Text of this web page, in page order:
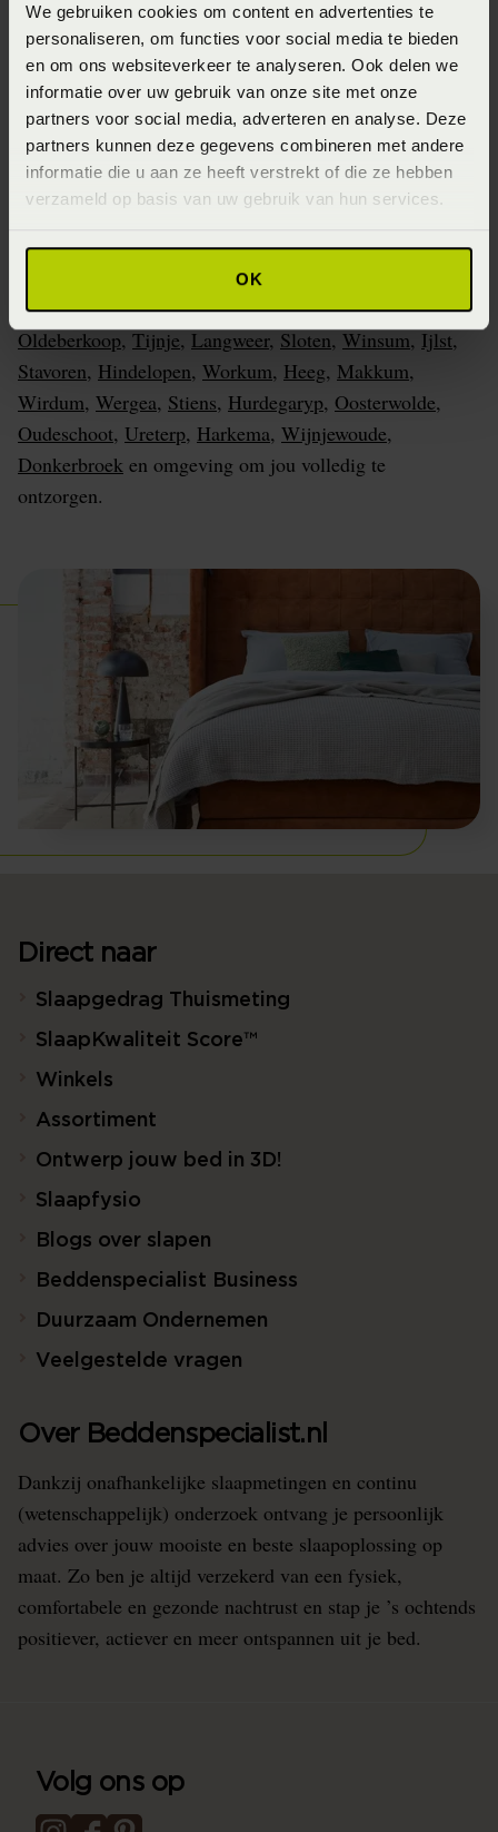
We gebruiken cookies om content en advertenties te
personaliseren, om functies voor social media te bieden
en om ons websiteverkeer te analyseren. Ook delen we
informatie over uw gebruik van onze site met onze
partners voor social media, adverteren en analyse. Deze
partners kunnen deze gegevens combineren met andere
informatie die u aan ze heeft verstrekt of die ze hebben
verzameld op basis van uw gebruik van hun services.
OK
Wommels
Dokkum , Surhuisterveen,
Harlingen, Franeker,Groningen,Eelde, Vlieland,
Terschelling,Ameland,Schiermonnikoog,Zuidhorn
Winsum Groningen,Winsum Friesland,Haren,Leek,
Oentsjerk ,Aldtsjerk,Oldemarkt ,Assen,Roden,
Appelscha ,Makkinga, Haulerwijk,Bakkeveen ,
Warten Mantgum
Oudemirdum,Earnewâld,Kollum,Kloostertille,
Oudehaske
Wolvega,Jubbega,Sint Nicolaasga,Nes,Mildam,
Oldeberkoop,Tijnje,Langweer,Sloten,Winsum,Ijlst,
Stavoren, Hindelopen, Workum, Heeg, Makkum,
Wirdum, Wergea, Stiens, Hurdegaryp, Oosterwolde,
Oudeschoot, Ureterp, Harkema, Wijnjewoude,
Donkerbroek en omgeving om jou volledig te
ontzorgen.
Direct naar
Slaapgedrag Thuismeting
SlaapKwaliteit Score™
Winkels
Assortiment
Ontwerp jouw bed in 3D!
Slaapfysio
Blogs over slapen
Beddenspecialist Business
Duurzaam Ondernemen
Veelgestelde vragen
Over Beddenspecialist.nl
Dankzij onafhankelijke slaapmetingen en continu
(wetenschappelijk) onderzoek ontvang je persoonlijk
advies over jouw mooiste en beste slaapoplossing op
maat. Zo ben je altijd verzekerd van een fysiek,
comfortabele en gezonde nachtrust en stap je ’s ochtends
positiever, actiever en meer ontspannen uit je bed.
Volg ons op